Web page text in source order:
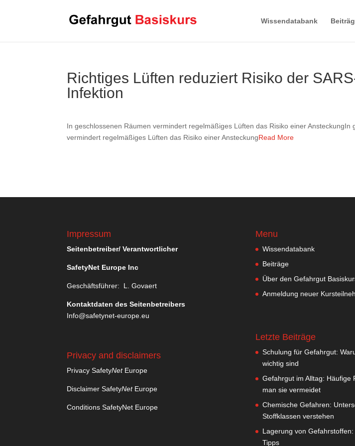
Wissendatabank
Richtiges Lüften reduziert Risiko der
Infektion
In geschlossenen Räumen vermindert regelmäßiges Lüften das Risiko einer AnsteckungIn
vermindert regelmäßiges Lüften das Risiko einer AnsteckungRead More
Impressum
Seitenbetreiber/ Verantwortlicher
SafetyNet Europe Inc
Geschäftsführer: L. Govaert
Kontaktdaten des Seitenbetreibers
Info@safetynet-europe.eu
Privacy and disclaimers
Privacy SafetyNetEurope
Disclaimer SafetyNetEurope
Conditions SafetyNet Europe
Menu
Wissendatabank
Beiträge
Über den Gefahrgut
Anmeldung neuer
Letzte Beiträge
Schulung für Gefahrgut:
wichtig sind
Gefahrgut im Alltag: Häufige
man sie vermeidet
Chemische Gefahren:
Stoffklassen verstehen
Lagerung von
Tipps